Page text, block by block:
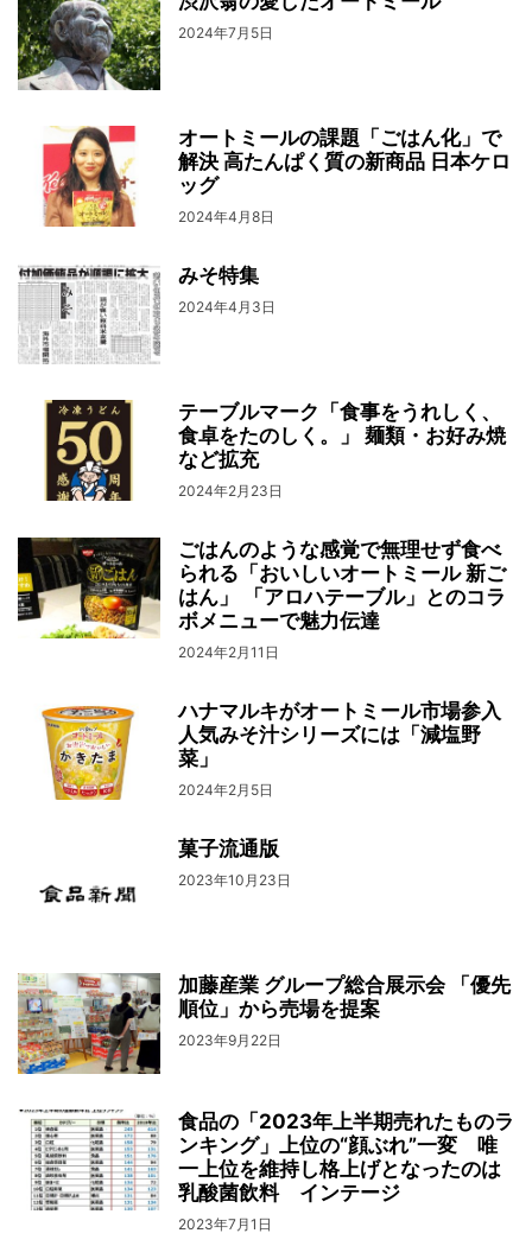
2024年7月5日
オートミールの課題「ごはん化」で
解決 高たんぱく質の新商品 日本ケロ
ッグ
2024年4月8日
みそ特集
2024年4月3日
テーブルマーク「食事をうれしく、
食卓をたのしく。」 麺類・お好み焼
など拡充
2024年2月23日
ごはんのような感覚で無理せず食べ
られる「おいしいオートミール 新ご
はん」 「アロハテーブル」とのコラ
ボメニューで魅力伝達
2024年2月11日
ハナマルキがオートミール市場参入
人気みそ汁シリーズには「減塩野
菜」
2024年2月5日
菓子流通版
2023年10月23日
加藤産業 グループ総合展示会 「優先
順位」から売場を提案
2023年9月22日
食品の「2023年上半期売れたものラ
ンキング」上位の“顔ぶれ”一変 唯
一上位を維持し格上げとなったのは
乳酸菌飲料 インテージ
2023年7月1日